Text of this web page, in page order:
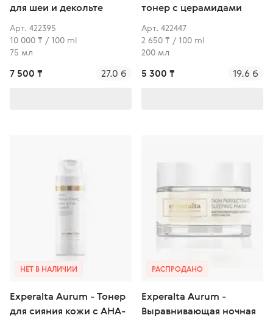
для шеи и декольте
Арт. 422395
10 000 ₸ / 100 ml
75 мл
7 500 ₸ 27.0 б
тонер с церамидами
Арт. 422447
2 650 ₸ / 100 ml
200 мл
5 300 ₸ 19.6 б
НЕТ В НАЛИЧИИ
Experalta Aurum - Тонер
для сияния кожи с AHA-
РАСПРОДАНО
Experalta Aurum -
Выравнивающая ночная